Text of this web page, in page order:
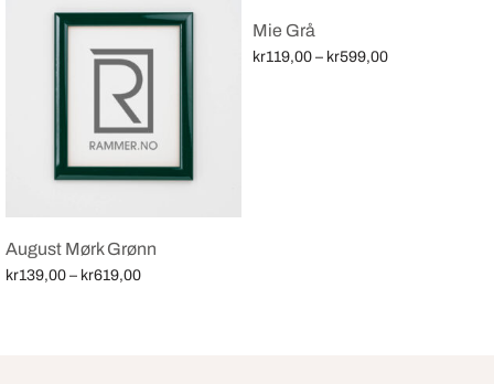
August Mørk Grønn
kr139,00 – kr619,00Price
Mie Grå
kr119,00 – kr599,00Price